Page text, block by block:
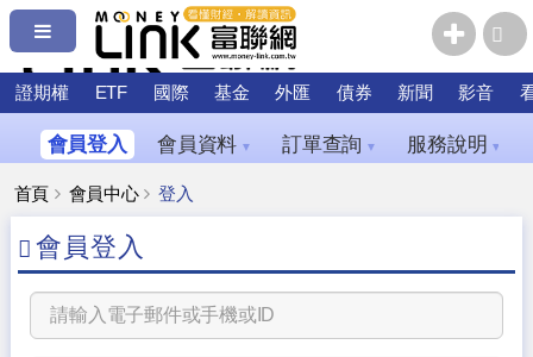
證期權 ETF 國際 基金 外匯 債券 新聞 影音
會員登入 會員資料 ▼ 訂單查詢 ▼ 服務說明 ▼
首頁 會員中心 登入
會員登入